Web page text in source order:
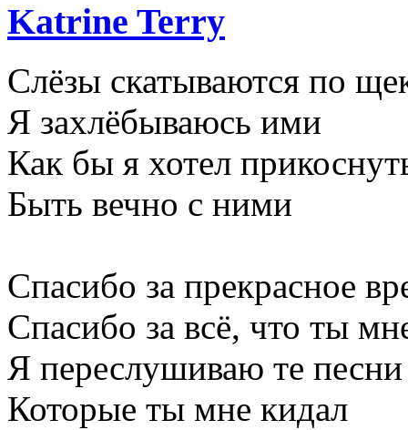
Katrine Terry
Слёзы скатываются по
Я захлёбываюсь ими
Как бы я хотел
Быть вечно с ними
Спасибо за прекрасное
Спасибо за всё, что ты
Я переслушиваю те песни
Которые ты мне кидал